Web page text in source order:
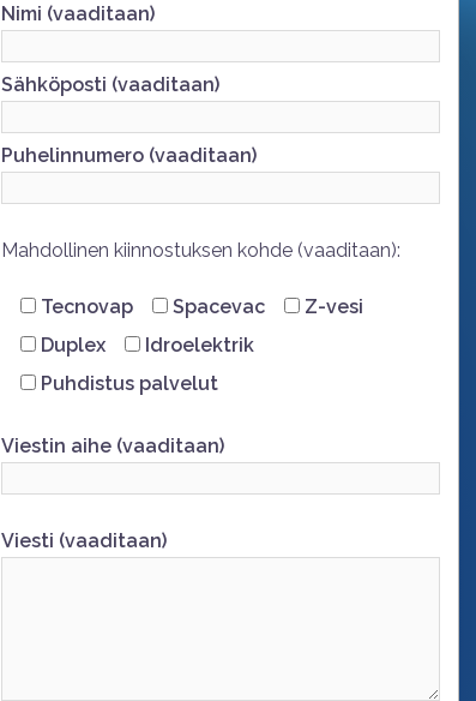
Nimi (vaaditaan)
Sähköposti (vaaditaan)
Puhelinnumero (vaaditaan)
Mahdollinen kiinnostuksen kohde (vaaditaan):
Tecnovap Spacevac
Z-vesi
Duplex
Idroelektrik
Puhdistus palvelut
Viestin aihe (vaaditaan)
Viesti (vaaditaan)